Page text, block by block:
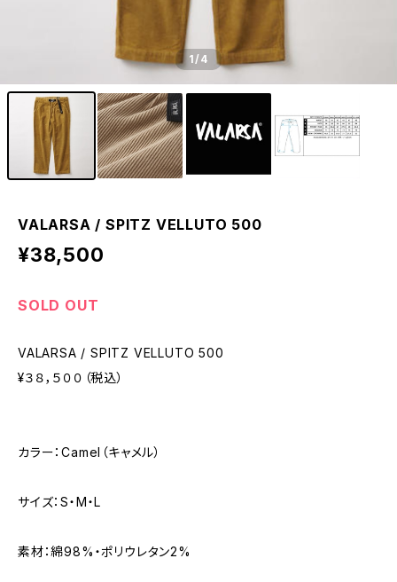
1/4
VALARSA / SPITZ VELLUTO 500
¥38,500
SOLD OUT
VALARSA / SPITZ VELLUTO 500
¥３８，５００（税込）
カラー：Camel（キャメル）
サイズ：S・M・L
素材：綿98%・ポリウレタン2%